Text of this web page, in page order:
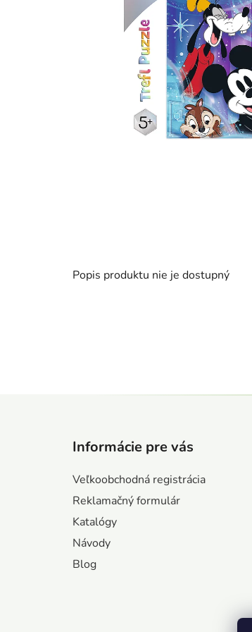
Popis produktu nie je dostupný
Informácie pre vás
Veľkoobchodná registrácia
Reklamačný formulár
Katalógy
Návody
Blog